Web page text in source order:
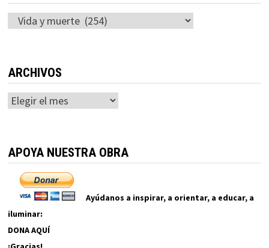
Categorías
ARCHIVOS
Archivos
APOYA NUESTRA OBRA
Ayúdanos a inspirar, a orientar, a educar, a
iluminar:
DONA AQUÍ